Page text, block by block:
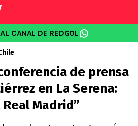
CANAL DE REDGOL
de prensa
en La Serena:
Real Madrid”